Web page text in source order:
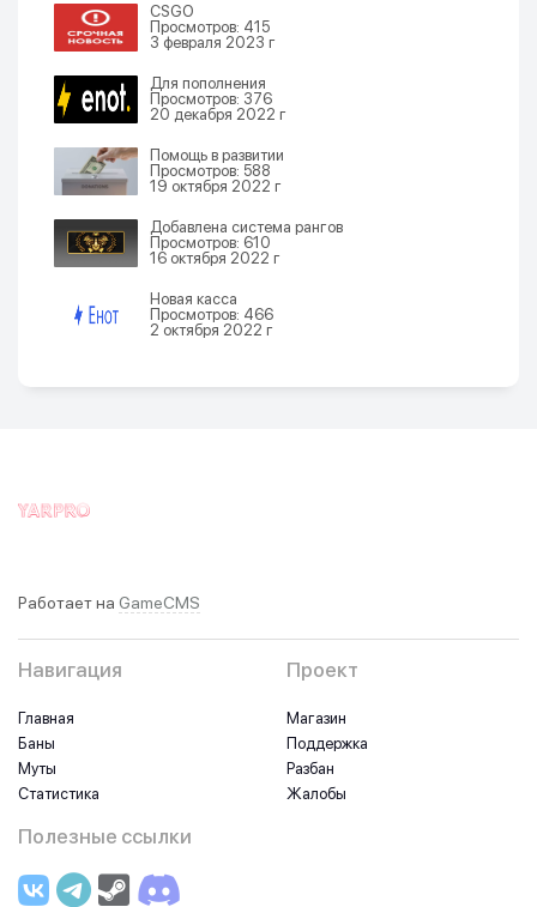
CSGO
Просмотров: 415
3 февраля 2023 г
Для пополнения
Просмотров: 376
20 декабря 2022 г
Помощь в развитии
Просмотров: 588
19 октября 2022 г
Добавлена система рангов
Просмотров: 610
16 октября 2022 г
Новая касса
Просмотров: 466
2 октября 2022 г
Работает на GameCMS
Навигация
Главная
Баны
Муты
Статистика
Проект
Магазин
Поддержка
Разбан
Жалобы
Полезные ссылки